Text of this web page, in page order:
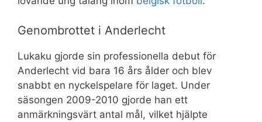
Genombrottet i Anderlecht
Lukaku gjorde sin professionella debut för
Anderlecht vid bara 16 års ålder och blev
snabbt en nyckelspelare för laget. Under
säsongen 2009-2010 gjorde han ett
anmärkningsvärt antal mål, vilket hjälpte